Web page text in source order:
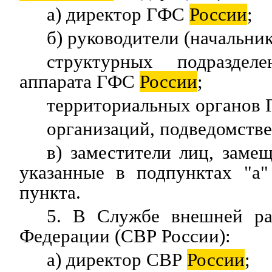
а) директор ГФС России;
б) руководители
структурных
аппарата ГФС России;
территориальных
организаций,
в) заместители лиц,
указанные в подпунктах
пункта.
5. В Службе внешней
Федерации (СВР России):
а) директор СВР России;